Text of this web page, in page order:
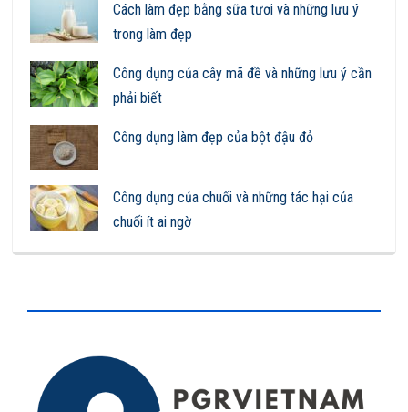
Cách làm đẹp bằng sữa tươi và những lưu ý
trong làm đẹp
Công dụng của cây mã đề và những lưu ý cần
phải biết
Công dụng làm đẹp của bột đậu đỏ
Công dụng của chuối và những tác hại của
chuối ít ai ngờ